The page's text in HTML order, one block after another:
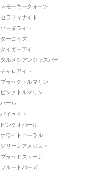
スモーキークォーツ
セラフィナイト
ソーダライト
ターコイズ
タイガーアイ
ダルメシアンジャスパー
チャロアイト
ブラックトルマリン
ピンクトルマリン
パール
パイライト
ピンクオパール
ホワイトコーラル
グリーンアメジスト
ブラッドストーン
ブルートパーズ